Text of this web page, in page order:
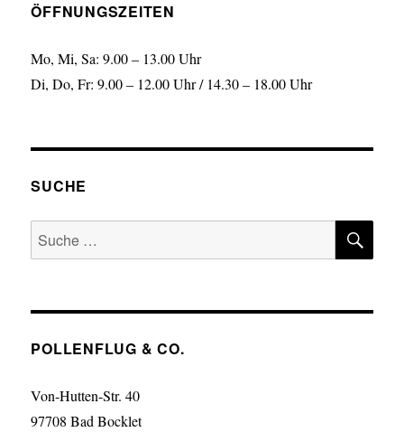
ÖFFNUNGSZEITEN
Mo, Mi, Sa: 9.00 – 13.00 Uhr
Di, Do, Fr: 9.00 – 12.00 Uhr / 14.30 – 18.00 Uhr
SUCHE
Suche
nach:
POLLENFLUG & CO.
Von-Hutten-Str. 40
97708 Bad Bocklet